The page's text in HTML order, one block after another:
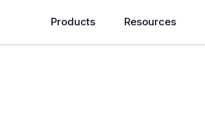
Products Resources